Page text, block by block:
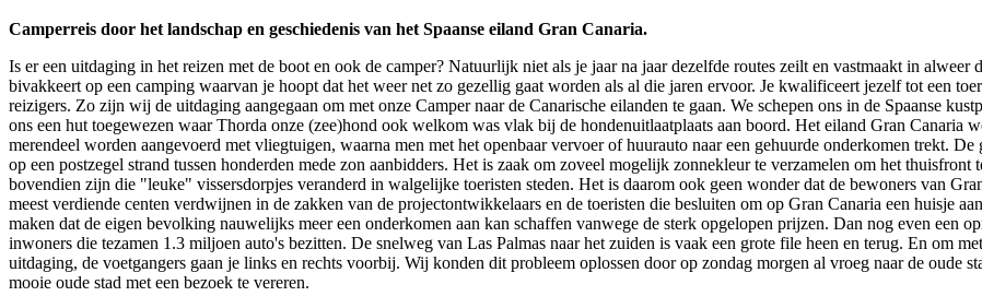
Camperreis door het landschap en geschiedenis van het Spaanse eiland Gran Canaria.
Is er een uitdaging in het reizen met de boot en ook de camper? Natuurlijk niet als je jaar na jaar dezelfde routes zeilt en vastmaakt in alweer
bivakkeert op een camping waarvan je hoopt dat het weer net zo gezellig gaat worden als al die jaren ervoor. Je kwalificeert jezelf tot een
reizigers. Zo zijn wij de uitdaging aangegaan om met onze Camper naar de Canarische eilanden te gaan. We schepen ons in de Spaanse
ons een hut toegewezen waar Thorda onze (zee)hond ook welkom was vlak bij de hondenuitlaatplaats aan boord. Het eiland Gran Canaria
merendeel worden aangevoerd met vliegtuigen, waarna men met het openbaar vervoer of huurauto naar een gehuurde onderkomen trekt.
op een postzegel strand tussen honderden mede zon aanbidders. Het is zaak om zoveel mogelijk zonnekleur te verzamelen om het
bovendien zijn die "leuke" vissersdorpjes veranderd in walgelijke toeristen steden. Het is daarom ook geen wonder dat de bewoners van
meest verdiende centen verdwijnen in de zakken van de projectontwikkelaars en de toeristen die besluiten om op Gran Canaria een huisje
maken dat de eigen bevolking nauwelijks meer een onderkomen aan kan schaffen vanwege de sterk opgelopen prijzen. Dan nog even een
inwoners die tezamen 1.3 miljoen auto's bezitten. De snelweg van Las Palmas naar het zuiden is vaak een grote file heen en terug. En om
uitdaging, de voetgangers gaan je links en rechts voorbij. Wij konden dit probleem oplossen door op zondag morgen al vroeg naar de oude
mooie oude stad met een bezoek te vereren.